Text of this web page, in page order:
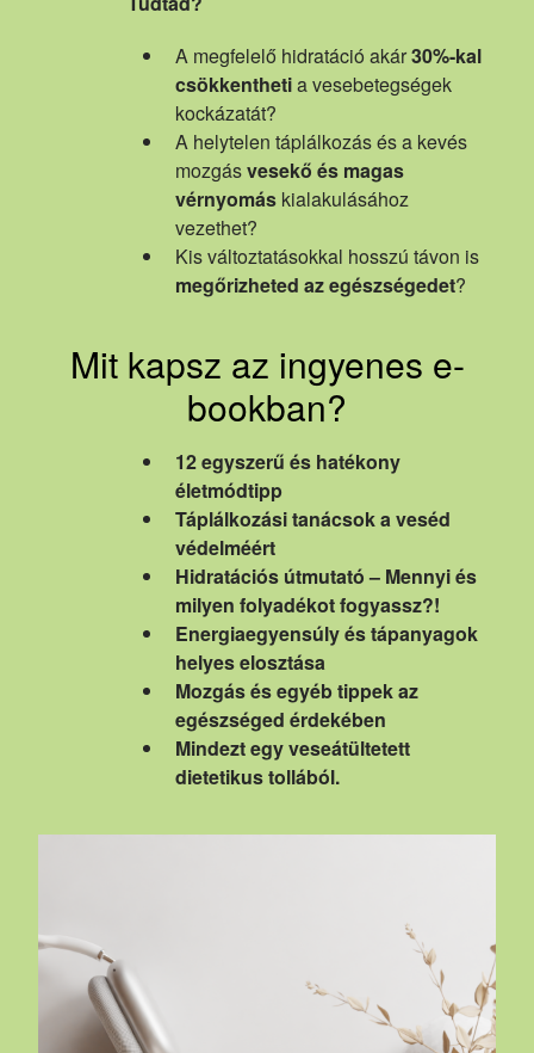
A megfelelő hidratáció akár30%-kal
csökkenthetia vesebetegségek
kockázatát?
A helytelen táplálkozás és a kevés
mozgásvesekő és magas
vérnyomás kialakulásához
vezethet?
Kis változtatásokkal hosszú távon is
megőrizheted az egészségedet?
Mit kapsz az ingyenes e-
bookban?
12 egyszerű és hatékony
életmódtipp
Táplálkozási tanácsok a veséd
védelméért
Hidratációs útmutató – Mennyi és
milyen folyadékot fogyassz?!
Energiaegyensúly és tápanyagok
helyes elosztása
Mozgás és egyéb tippek az
egészséged érdekében
Mindezt egy veseátültetett
dietetikus tollából.